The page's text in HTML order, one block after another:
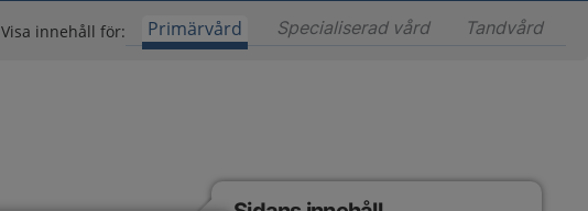
Visa innehåll för: Primärvård Specialiserad vårdInnehåll för
Tandvård